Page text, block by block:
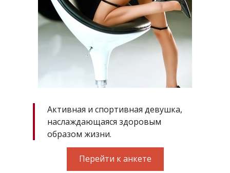
Активная и спортивная девушка,
наслаждающаяся здоровым
образом жизни.
Перейти к анкете